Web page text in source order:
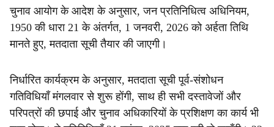
चुनाव आयोग के आदेश के अनुसार, जन प्रतिनिधित्व अधिनियम,
1950 की धारा 21 के अंतर्गत, 1 जनवरी, 2026 को अर्हता तिथि
मानते हुए, मतदाता सूची तैयार की जाएगी।
निर्धारित कार्यक्रम के अनुसार, मतदाता सूची पूर्व-संशोधन
गतिविधियाँ मंगलवार से शुरू होंगी, साथ ही सभी दस्तावेजों और
परिपत्रों की छपाई और चुनाव अधिकारियों के प्रशिक्षण का कार्य भी